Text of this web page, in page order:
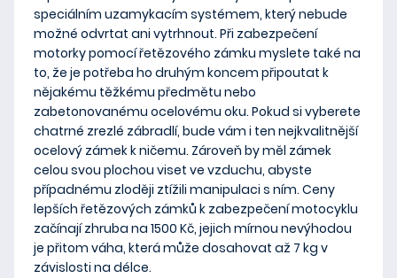
speciálním uzamykacím systémem, kterýnebude
možné odvrtat ani vytrhnout. Při zabezpečení
motorky pomocí řetězového zámku myslete také na
to, že je potřeba ho druhým koncempřipoutat k
nějakému těžkému předmětu nebo
zabetonovanému ocelovému oku. Pokud si vyberete
chatrné zrezlé zábradlí, bude vám i ten nejkvalitnější
ocelový zámek k ničemu. Zároveň by měl zámek
celou svou plochouviset ve vzduchu, abyste
případnému zloději ztížili manipulaci s ním. Ceny
lepších řetězových zámků k zabezpečení motocyklu
začínají zhruba na 1500 Kč, jejichmírnou nevýhodou
je přitomváha, která může dosahovat až 7 kg v
závislosti na délce.